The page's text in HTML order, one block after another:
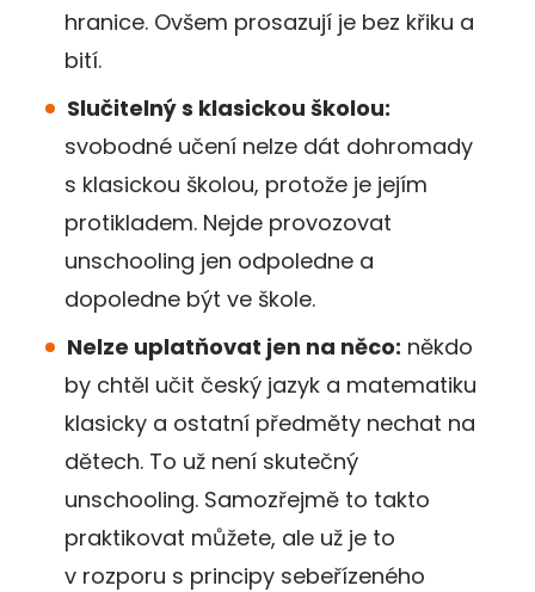
hranice. Ovšem prosazují je bez křiku a
bití.
Slučitelný s klasickou školou:
svobodné učení nelze dát dohromady
s klasickou školou, protože je jejím
protikladem. Nejde provozovat
unschooling jen odpoledne a
dopoledne být ve škole.
Nelze uplatňovat jen na něco: někdo
by chtěl učit český jazyk a matematiku
klasicky a ostatní předměty nechat na
dětech. To už není skutečný
unschooling. Samozřejmě to takto
praktikovat můžete, ale už je to
v rozporu s principy sebeřízeného